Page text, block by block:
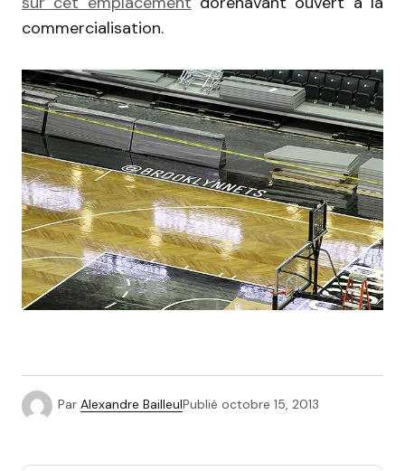
commercialisation.
Par Alexandre BailleulPublié octobre 15, 2013